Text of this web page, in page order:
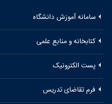
سامانه آموزش دانشگاه
کتابخانه و منابع علمی
پست الکترونیک
فرم تقاضای تدریس